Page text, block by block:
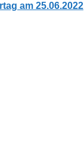
am 25.06.2022